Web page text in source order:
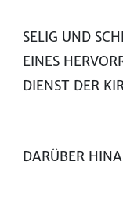
SELIG UND
EINES
DIENST DER
DARÜBER